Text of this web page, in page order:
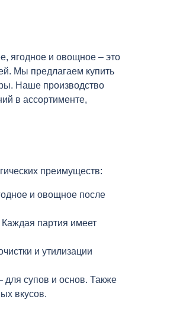
ягодное и овощное – это
Мы предлагаем купить
Наше производство
в ассортименте,
преимуществ:
и овощное после
партия имеет
и утилизации
супов и основ. Также
вкусов.